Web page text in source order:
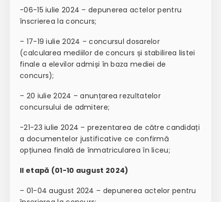
-06-15 iulie 2024 – depunerea actelor pentru
înscrierea la concurs;
– 17-19 iulie 2024 – concursul dosarelor
(calcularea mediilor de concurs și stabilirea listei
finale a elevilor admiși în baza mediei de
concurs);
– 20 iulie 2024 – anunțarea rezultatelor
concursului de admitere;
-21-23 iulie 2024 – prezentarea de către candidați
a documentelor justificative ce confirmă
opțiunea finală de înmatricularea în liceu;
II etapă (01-10 august 2024)
– 01-04 august 2024 – depunerea actelor pentru